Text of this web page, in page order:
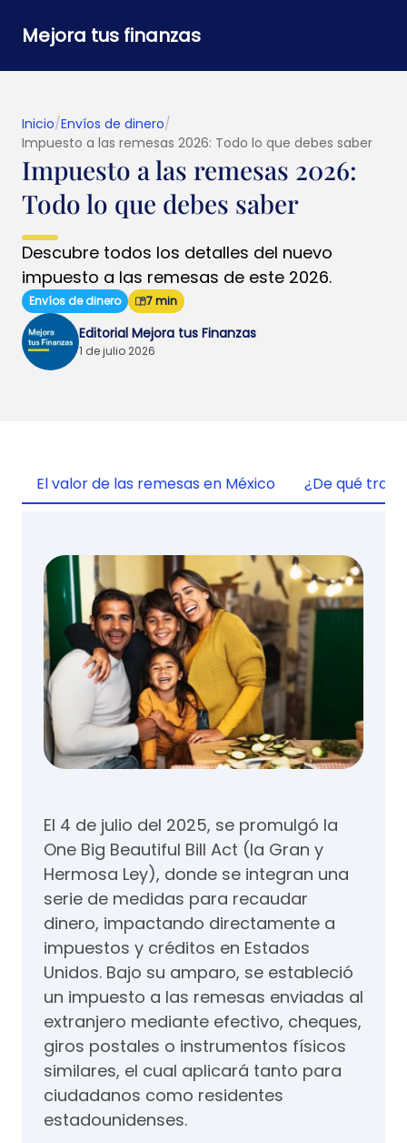
Mejora tus finanzas
Inicio/Envíos de dinero/
Impuesto a las remesas 2026: Todo lo que debes saber
Impuesto a las remesas 2026:
Todo lo que debes saber
Descubre todos los detalles del nuevo
impuesto a las remesas de este 2026.
Envíos de dinero 7 min
Editorial Mejora tus Finanzas
1 de julio 2026
El valor de las remesas en México ¿De qué trata
El 4 de julio del 2025, se promulgó la
One Big Beautiful Bill Act (la Gran y
Hermosa Ley), donde se integran una
serie de medidas para recaudar
dinero, impactando directamente a
impuestos y créditos en Estados
Unidos. Bajo su amparo, se estableció
un impuesto a las remesas enviadas al
extranjero mediante efectivo, cheques,
giros postales o instrumentos físicos
similares, el cual aplicará tanto para
ciudadanos como residentes
estadounidenses.